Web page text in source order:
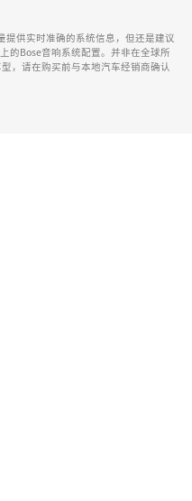
提供实时准确的系统信息，但还是建议
的Bose音响系统配置。并非在全球所
，请在购买前与本地汽车经销商确认